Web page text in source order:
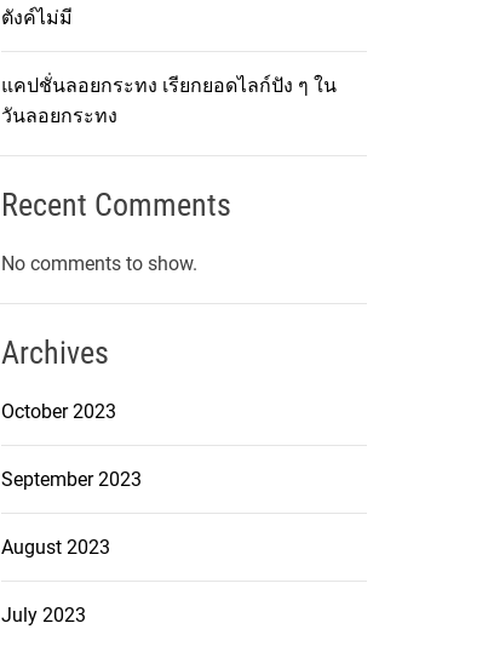
ตังค์ไม่มี
แคปชั่นลอยกระทง เรียกยอดไลก์ปัง ๆ ใน
วันลอยกระทง
Recent Comments
No comments to show.
Archives
October 2023
September 2023
August 2023
July 2023